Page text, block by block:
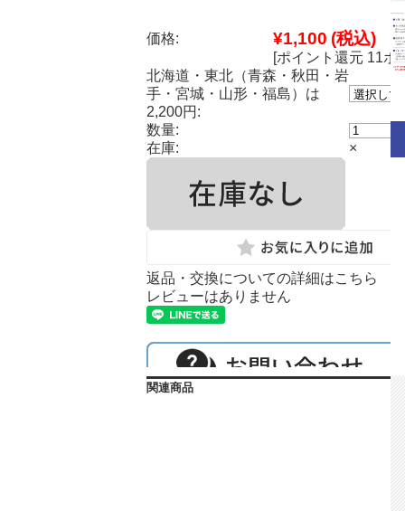
価格: ¥1,100 (税込)
[ポイント還元 11ポ
北海道・東北（青森・秋田・岩
手・宮城・山形・福島）は
2,200円:
数量:
在庫:
×
返品・交換についての詳細はこちら
レビューはありません
関連商品